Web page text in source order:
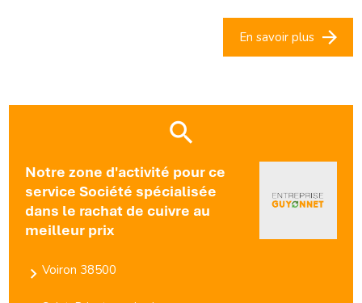
En savoir plus
Notre zone d'activité pour ce
service Société spécialisée
dans le rachat de cuivre au
meilleur prix
Voiron 38500